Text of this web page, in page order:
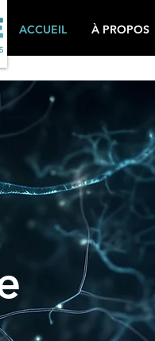
ACCUEIL À PROPOS